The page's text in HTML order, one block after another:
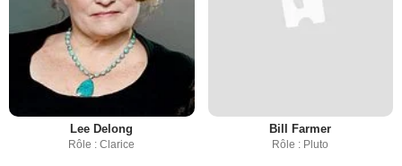
Lee Delong
Rôle : Clarice
Bill Farmer
Rôle : Pluto